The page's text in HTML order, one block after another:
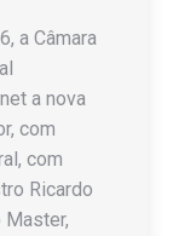
a Câmara
a nova
com
com
Ricardo